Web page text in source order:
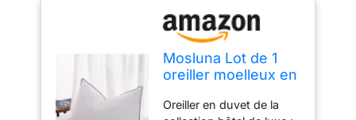
Mosluna Lot de 1
oreiller moelleux en
standard pour
Oreiller en duvet de la